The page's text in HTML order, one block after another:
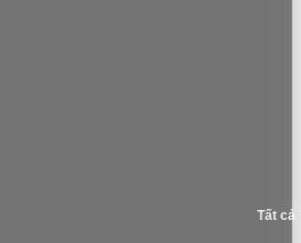
Tất cả